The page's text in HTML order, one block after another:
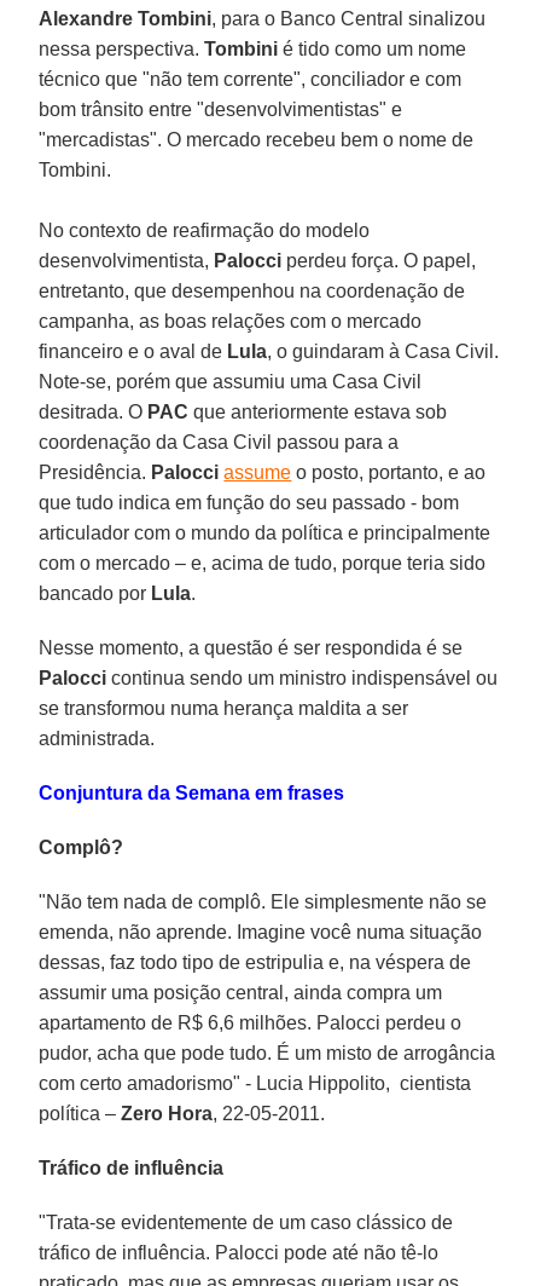
Alexandre Tombini, para o Banco Central sinalizou
nessa perspectiva.Tombini é tido como um nome
técnico que "não tem corrente", conciliador e com
bom trânsito entre "desenvolvimentistas" e
"mercadistas". O mercado recebeu bem o nome de
Tombini.
No contexto de reafirmação do modelo
desenvolvimentista, Palocci perdeu força. O papel,
entretanto, que desempenhou na coordenação de
campanha, as boas relações com o mercado
financeiro e o aval de Lula, o guindaram à Casa Civil.
Note-se, porém que assumiu uma Casa Civil
desitrada. O PAC que anteriormente estava sob
coordenação da Casa Civil passou para a
Presidência. Palocci assume o posto, portanto, e ao
que tudo indica em função do seu passado - bom
articulador com o mundo da política e principalmente
com o mercado – e, acima de tudo, porque teria sido
bancado por Lula.
Nesse momento, a questão é ser respondida é se
Palocci continua sendo um ministro indispensável ou
se transformou numa herança maldita a ser
administrada.
Conjuntura da Semana em frases
Complô?
"Não tem nada de complô. Ele simplesmente não se
emenda, não aprende. Imagine você numa situação
dessas, faz todo tipo de estripulia e, na véspera de
assumir uma posição central, ainda compra um
apartamento de R$ 6,6 milhões. Palocci perdeu o
pudor, acha que pode tudo. É um misto de arrogância
com certo amadorismo" - Lucia Hippolito, cientista
política –Zero Hora, 22-05-2011.
Tráfico de influência
"Trata-se evidentemente de um caso clássico de
tráfico de influência. Palocci pode até não tê-lo